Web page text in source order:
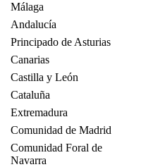
Málaga
Andalucía
Principado de Asturias
Canarias
Castilla y León
Cataluña
Extremadura
Comunidad de Madrid
Comunidad Foral de
Navarra